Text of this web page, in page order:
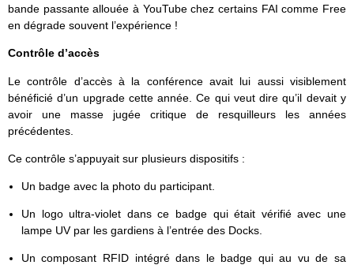
bande passante allouée à YouTube chez certains FAI comme Free
en dégrade souvent l’expérience !
Contrôle d’accès
Le contrôle d’accès à la conférence avait lui aussi visiblement
bénéficié d’un upgrade cette année. Ce qui veut dire qu’il devait y
avoir une masse jugée critique de resquilleurs les années
précédentes.
Ce contrôle s’appuyait sur plusieurs dispositifs :
Un badge avec la photo du participant.
Un logo ultra-violet dans ce badge qui était vérifié avec une
lampe UV par les gardiens à l’entrée des Docks.
Un composant RFID intégré dans le badge qui au vu de sa